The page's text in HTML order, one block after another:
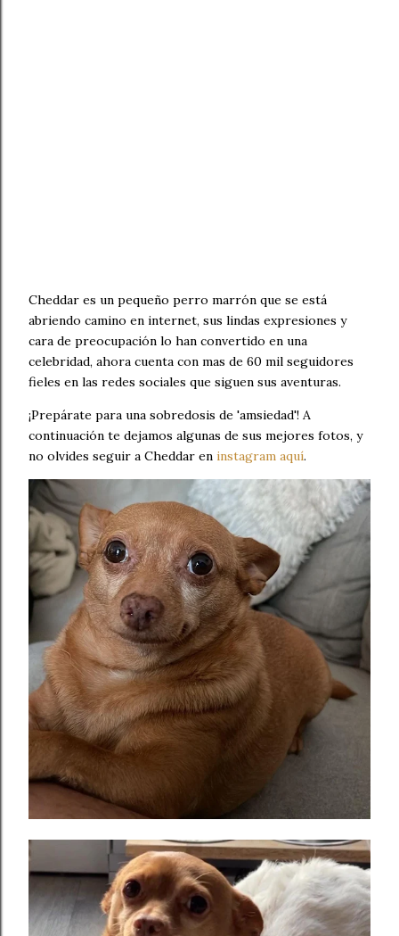
Cheddar es un pequeño perro marrón que se está
abriendo camino en internet, sus lindas expresiones y
cara de preocupación lo han convertido en una
celebridad, ahora cuenta con mas de 60 mil seguidores
fieles en las redes sociales que siguen sus aventuras.
¡Prepárate para una sobredosis de 'amsiedad'! A
continuación te dejamos algunas de sus mejores fotos, y
no olvides seguir a Cheddar en instagram aquí.